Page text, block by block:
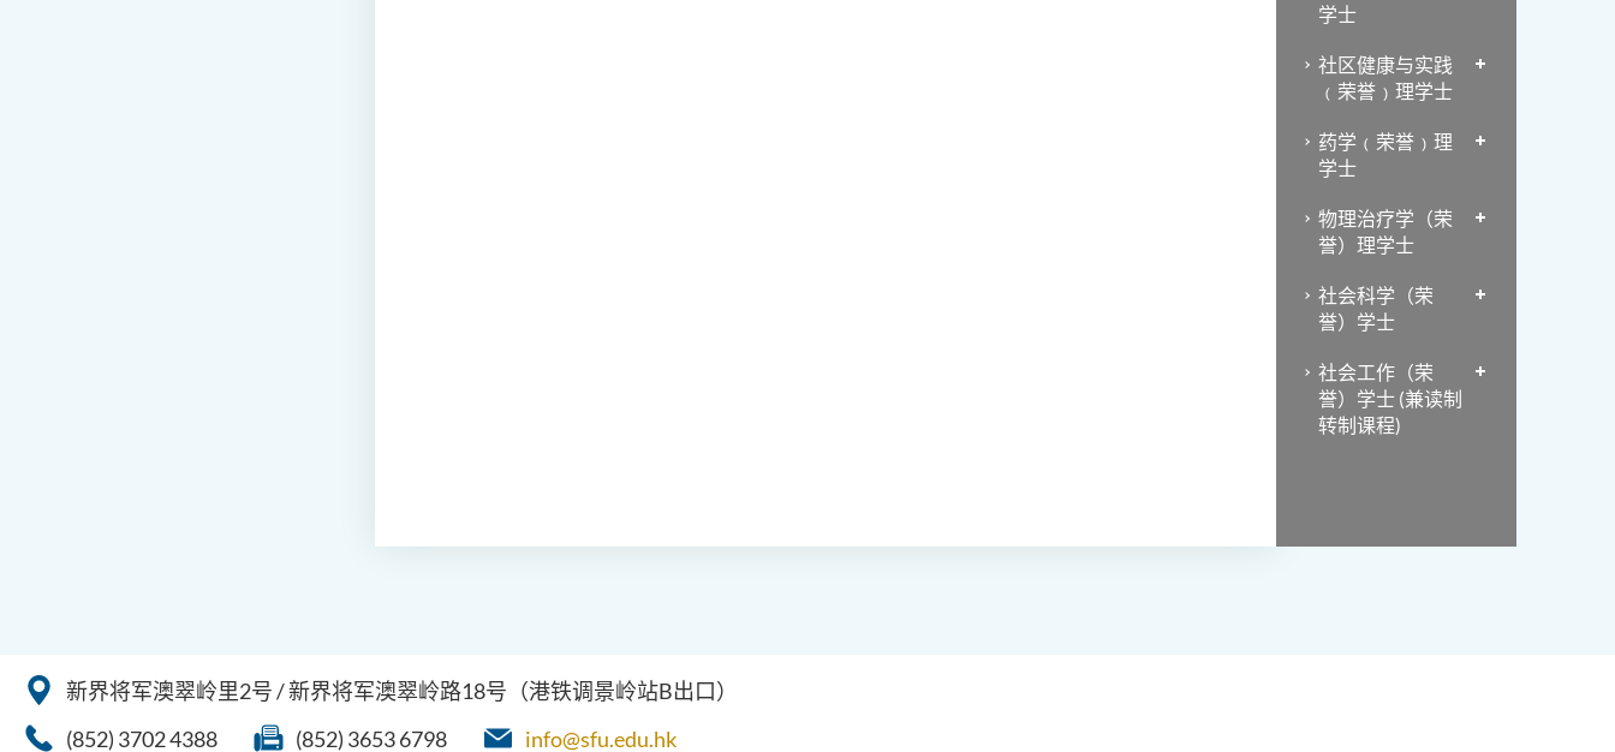
学士
社区健康与实践
﹙荣誉﹚理学士
药学﹙荣誉﹚理
学士
物理治疗学（荣
誉）理学士
社会科学（荣
誉）学士
社会工作（荣
誉）学士 (兼读制
转制课程)
新界将军澳翠岭里2号 / 新界将军澳翠岭路18号（港铁调景岭站B出口）
(852) 3702 4388
(852) 3653 6798 info@sfu.edu.hk